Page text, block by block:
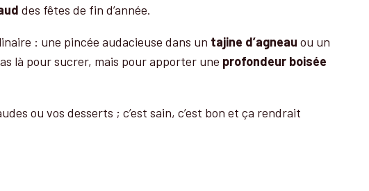
des fêtes de fin d’année.
: une pincée audacieuse dans un tajine d’agneau ou un
là pour sucrer, mais pour apporter une profondeur boisée
ou vos desserts ; c’est sain, c’est bon et ça rendrait